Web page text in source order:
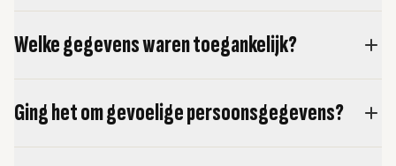
Welke gegevens waren toegankelijk?
Ging het om gevoelige persoonsgegevens?